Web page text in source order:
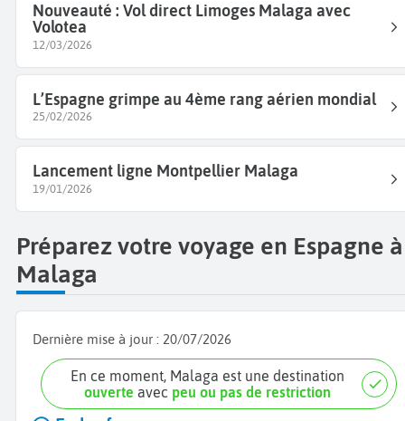
Nouveauté : Vol direct Limoges Malaga avec
Volotea
12/03/2026
L’Espagne grimpe au 4ème rang aérien mondial
25/02/2026
Lancement ligne Montpellier Malaga
19/01/2026
Préparez votre voyage en Espagne à
Malaga
Dernière mise à jour : 20/07/2026
En ce moment, Malaga est une destination
ouverte avec peu ou pas de restriction